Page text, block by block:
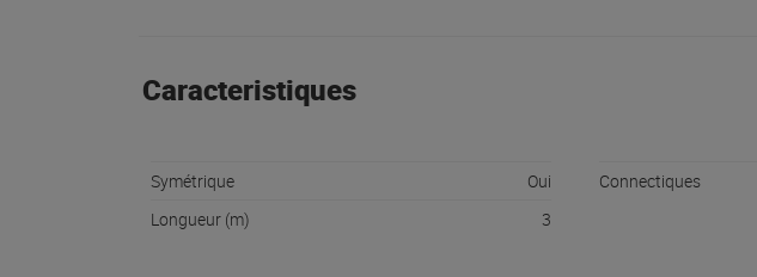
Caracteristiques
Symétrique
Oui
Longueur (m)
3
Connectiques